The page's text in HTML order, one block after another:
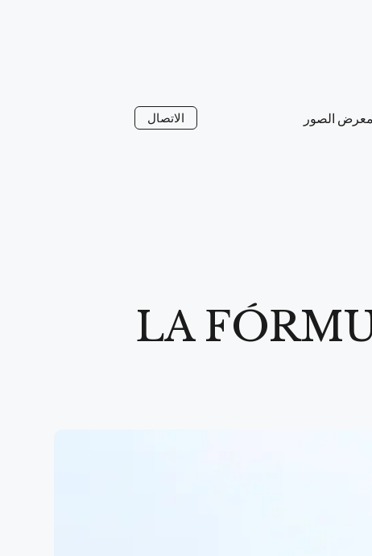
معرض الصور الاتصال
LA